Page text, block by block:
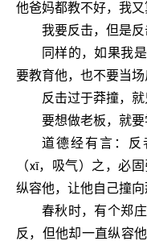
他爸妈都教不好，我又
我要反击，但是反
同样的，如果我
要教育他，也不要当场
反击过于莽撞，
要想做老板，就要
道德经有言：
反
（xī，吸气）之，必
纵容他，让他自己撞向
春秋时，有个郑
反，但他却一直纵容